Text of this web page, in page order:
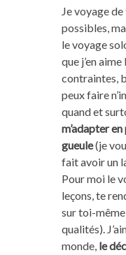
Je voyage
possibles,
le voyage
que j’en
contraintes,
peux faire
quand et
m’adapter
gueule(je
fait avoir un
Pour moi le
leçons, te
sur toi-
qualités).
monde, le